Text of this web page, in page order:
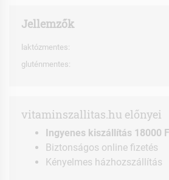
Jellemzők
laktózmentes:
gluténmentes:
vitaminszallitas.hu előnyei
Ingyenes kiszállítás 18000
Biztonságos online fizetés
Kényelmes házhozszállítás